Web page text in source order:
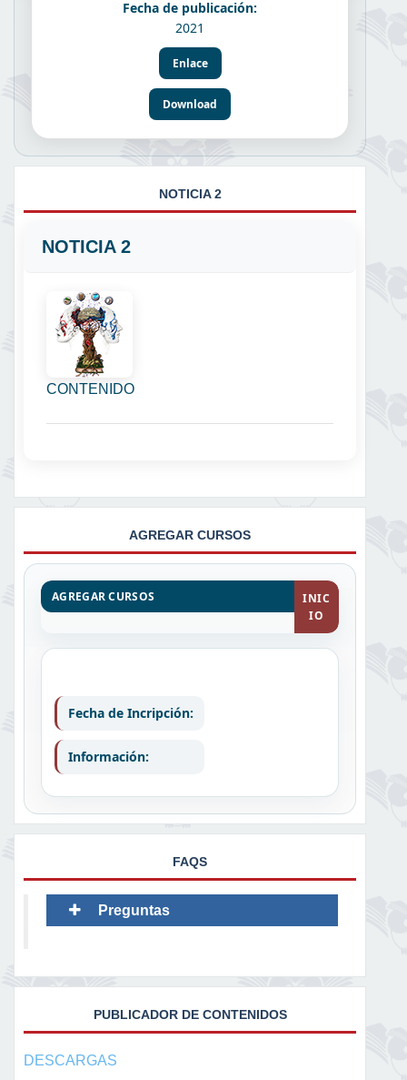
Fecha de publicación:
2021
Enlace
Download
NOTICIA 2
NOTICIA 2
CONTENIDO
AGREGAR CURSOS
AGREGAR CURSOS
INIC
IO
Fecha de Incripción:
Información:
FAQS
Preguntas
PUBLICADOR DE CONTENIDOS
DESCARGAS